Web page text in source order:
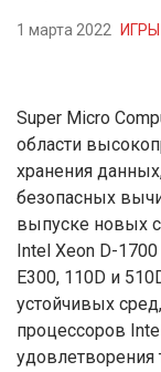
1 марта 2022
Super Micro
области
хранения
безопасных
выпуске новых
Intel Xeon D-
E300, 110D и
устойчивых
процессоров
удовлетворения